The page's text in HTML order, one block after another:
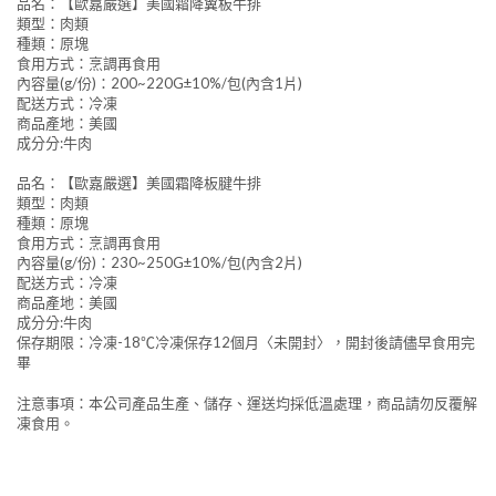
類型：肉類
種類：原塊
食用方式：烹調再食用
內容量(g/份)：200~220G±10%/包(內含1片)
配送方式：冷凍
商品產地：美國
成分分:牛肉
品名：【歐嘉嚴選】美國霜降板腱牛排
類型：肉類
種類：原塊
食用方式：烹調再食用
內容量(g/份)：230~250G±10%/包(內含2片)
配送方式：冷凍
商品產地：美國
成分分:牛肉
保存期限：冷凍-18℃冷凍保存12個月〈未開封〉，開封後請儘早食用完
畢
注意事項：本公司產品生產、儲存、運送均採低溫處理，商品請勿反覆解
凍食用。